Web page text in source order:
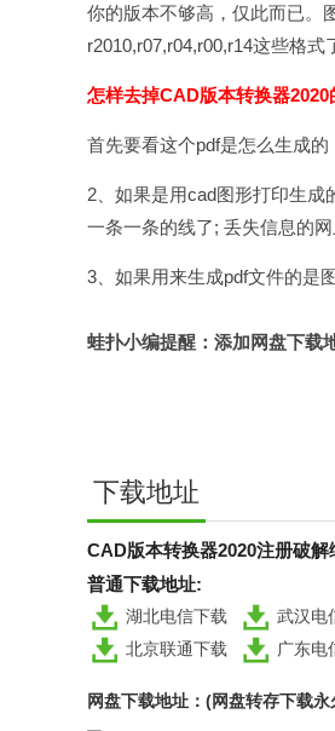
你的版本不够高，仅此而已。
r2010,r07,r04,r00,r14这些格式
怎样去掉CAD版本转换器2020
首先要看这个pdf是怎么生成的
2、如果是用cad图形打印生
一条一条的线了; 丢失信息的网
3、如果用来生成pdf文件的是
蛙扑小编提醒：添加网盘下载
下载地址
CAD版本转换器2020注册破解
普通下载地址:
湖北电信下载
武汉电
北京联通下载
广东电
网盘下载地址：(网盘转存下载永